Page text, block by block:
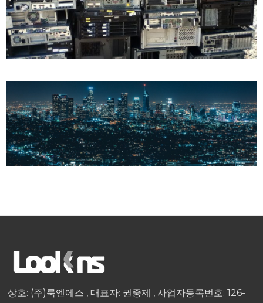
상호: (주)룩엔에스 , 대표자: 권중제 , 사업자등록번호: 126-